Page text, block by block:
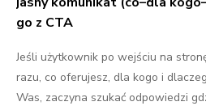
go z CTA
Jeśli użytkownik po wejściu na
razu, co oferujesz, dla kogo i
Was, zaczyna szukać odpowiedzi